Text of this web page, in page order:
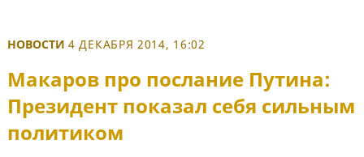
НОВОСТИ 4 ДЕКАБРЯ 2014, 16:02
Макаров про послание Путина:
Президент показал себя сильным
политиком